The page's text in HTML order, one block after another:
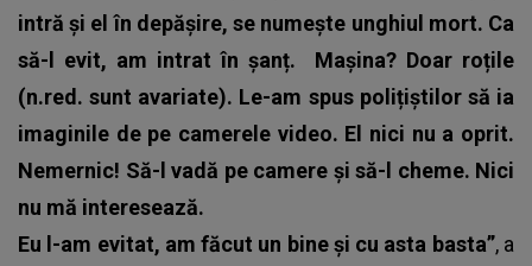
intră și el în depășire, se numește unghiul mort. Ca
să-l evit, am intrat în șanț. Mașina? Doar roțile
(n.red. sunt avariate). Le-am spus polițiștilor să ia
imaginile de pe camerele video. El nici nu a oprit.
Nemernic! Să-l vadă pe camere și să-l cheme. Nici
nu mă interesează.
Eu l-am evitat, am făcut un bine și cu asta basta”, a